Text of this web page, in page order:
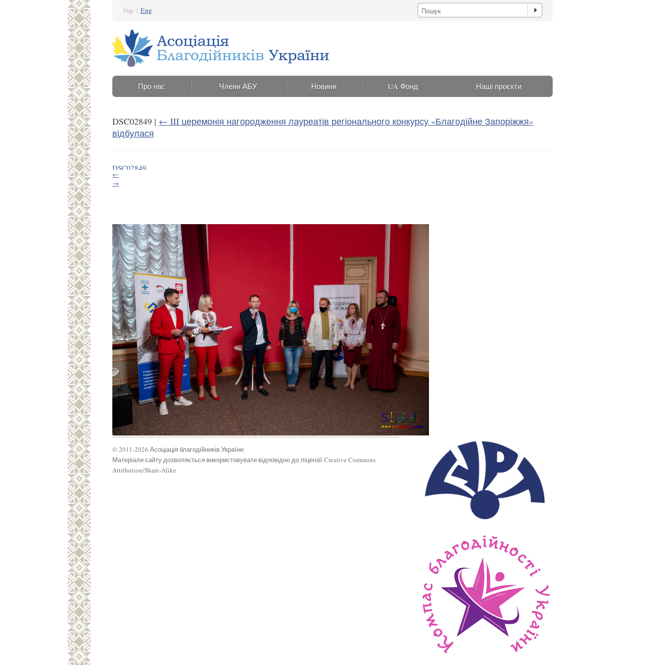
Укр | Eng
Про нас Члени АБУ Новини UA Фонд Наші проєкти
DSC02849 | ← III церемонія нагородження лауреатів регіонального конкурсу «Благодійне Запоріжжя»
відбулася
DSC02849
20 Травня 2021 15:32
←
→
© 2011-2026 Асоціація благодійників України
Матеріали сайту дозволяється використовувати відповідно до ліцензії Creative Commons
Attribution/Share-Alike